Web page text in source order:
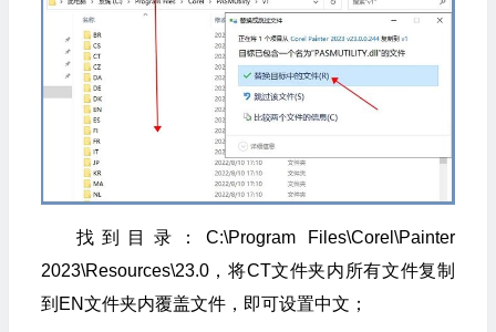
找到目录：C:\Program Files\Corel\Painter
2023\Resources\23.0，将CT文件夹内所有文件复制
到EN文件夹内覆盖文件，即可设置中文；